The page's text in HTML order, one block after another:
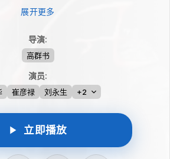
社会保护伞势力已渗透到公安机关内部，
在多重疑云中推进，警方必须面对犯罪与
展开更多
导演:
高群书
演员:
崔彦禄 刘永生 +2
立即播放